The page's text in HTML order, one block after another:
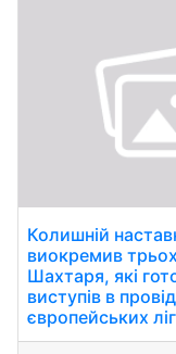
Колишній
виокремив
Шахтаря, які
виступів в
європейських